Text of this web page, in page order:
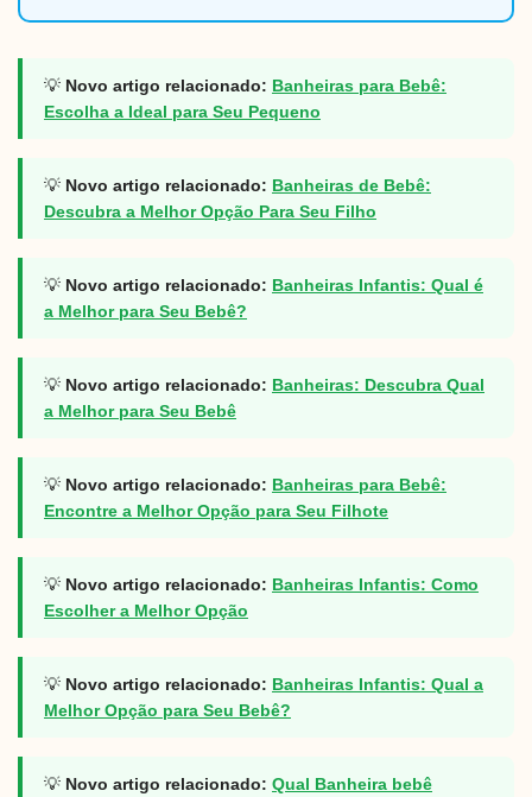
💡 Novo artigo relacionado: Banheiras para Bebê:
Escolha a Ideal para Seu Pequeno
💡 Novo artigo relacionado: Banheiras de Bebê:
Descubra a Melhor Opção Para Seu Filho
💡 Novo artigo relacionado: Banheiras Infantis: Qual é
a Melhor para Seu Bebê?
💡 Novo artigo relacionado: Banheiras: Descubra Qual
a Melhor para Seu Bebê
💡 Novo artigo relacionado: Banheiras para Bebê:
Encontre a Melhor Opção para Seu Filhote
💡 Novo artigo relacionado: Banheiras Infantis: Como
Escolher a Melhor Opção
💡 Novo artigo relacionado: Banheiras Infantis: Qual a
Melhor Opção para Seu Bebê?
💡 Novo artigo relacionado: Qual Banheira bebê